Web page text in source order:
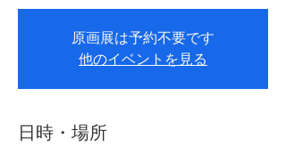
原画展は予約不要です
他のイベントを見る
日時・場所